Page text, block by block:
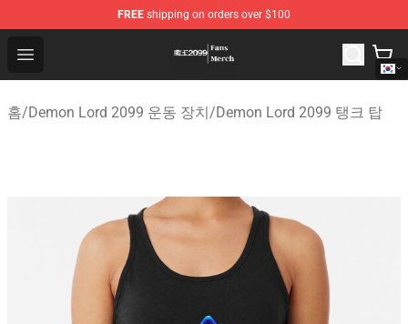
FREE shipping on orders over $100
Open menu
Demon Lord 2099 Store - Official Demon Lord 2099
홈/Demon Lord 2099 운동 장치/Demon Lord 2099 탱크 탑